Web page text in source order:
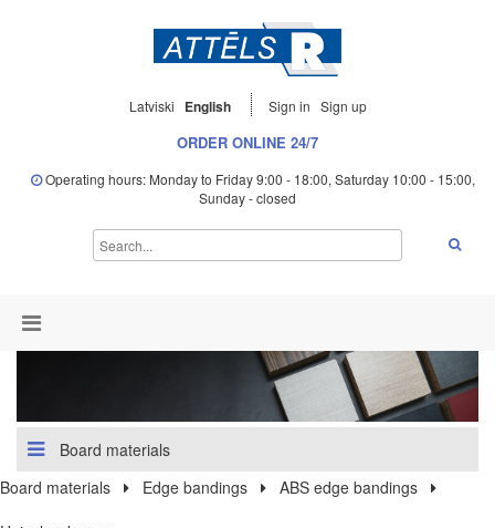
Latviski English Sign in Sign up
ORDER ONLINE 24/7
Operating hours: Monday to Friday 9:00 - 18:00, Saturday 10:00 - 15:00,
Sunday - closed
Board materials
Board materials
Edge bandings
ABS edge bandings